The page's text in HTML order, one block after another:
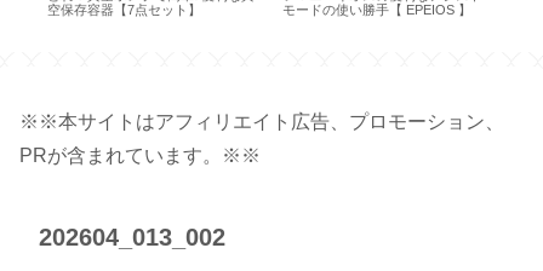
空保存容器【7点セット】
モードの使い勝手【 EPEIOS 】
※※本サイトはアフィリエイト広告、プロモーション、
PRが含まれています。※※
202604_013_002